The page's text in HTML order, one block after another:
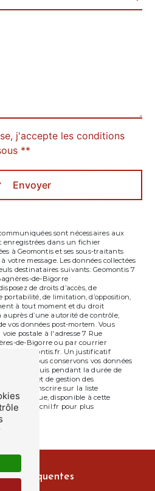
j'accepte les conditions
**
Envoyer
sont nécessaires aux
enregistrées dans un fichier
à Geomontis et ses sous-traitants
votre message. Les données collectées
destinataires suivants: Geomontis 7
de-Bigorre
de droits d’accès, de
portabilité, de limitation, d’opposition,
à tout moment et du droit
d’une autorité de contrôle,
vos données post-mortem. Vous
postale à l'adresse 7 Rue
de-Bigorre ou par courrier
Un justificatif
Nous conservons vos données
contact puis pendant la durée de
et de gestion des
de vous inscrire sur la liste
disponible à cette
le site cnil.fr pour plus
fréquentes